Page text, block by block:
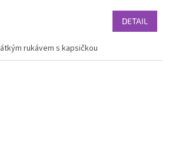
DETAIL
rukávem s kapsičkou